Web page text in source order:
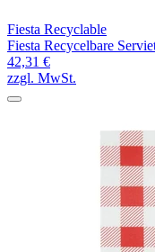
Fiesta Recyclable
Fiesta Recycelbare
42,31 €
zzgl. MwSt.